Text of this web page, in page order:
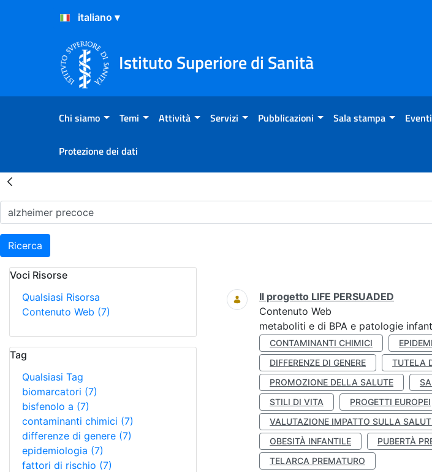
Salta al Contenuto
Salta al Footer
Istituto Superiore di Sanità
Chi siamo Temi Attività Servizi Pubblicazioni Sala stampa Eventi
Protezione dei dati
Risultati della Ricerca - Home
Ricerca
Voci Risorse
Qualsiasi Risorsa
Contenuto Web (7)
Tag
Qualsiasi Tag
biomarcatori (7)
bisfenolo a (7)
contaminanti chimici (7)
differenze di genere (7)
epidemiologia (7)
fattori di rischio (7)
Ricerca
Il progetto LIFE PERSUADED
Contenuto Web
metaboliti e di BPA e patologie
CONTAMINANTI CHIMICI
DIFFERENZE DI GENERE
TUTELA
PROMOZIONE DELLA SALUTE
STILI DI VITA
PROGETTI EUROPEI
VALUTAZIONE IMPATTO SULLA
OBESITÀ INFANTILE
PUBERTÀ
TELARCA PREMATURO